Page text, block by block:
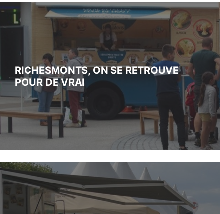
RICHESMONTS, ON SE RETROUVE
POUR DE VRAI